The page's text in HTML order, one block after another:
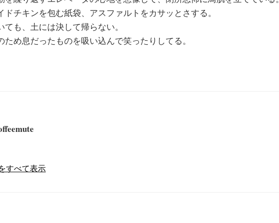
ドチキンを包む紙袋、アスファルトをカサッとさする。
も、土には決して帰らない。
ため息だったものを吸い込んで笑ったりしてる。
すべて表示